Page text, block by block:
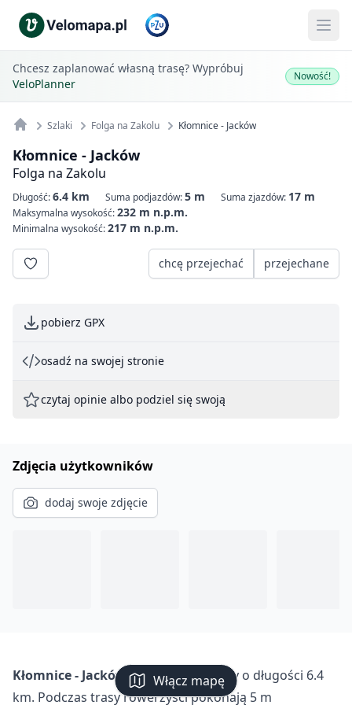
Włącz mapę
Chcesz zaplanować własną trasę? Wypróbuj
VeloPlanner
Nowość!
Szlaki Folga na Zakolu Kłomnice - Jacków
Kłomnice - Jacków
Folga na Zakolu
Długość:6.4 km Suma podjazdów:5 m Suma zjazdów: 17 m
Maksymalna wysokość:232 m n.p.m.
Minimalna wysokość:217 m n.p.m.
chcę przejechać przejechane
pobierz GPX
osadź na swojej stronie
czytaj opinie albo podziel się swoją
Zdjęcia użytkowników
dodaj swoje zdjęcie
Kłomnice - Jacków to szlak rowerowy o długości 6.4
km. Podczas trasy rowerzyści pokonają 5 m